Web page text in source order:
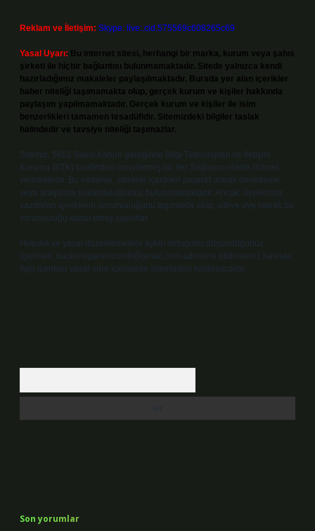
Reklam ve İletişim: Skype: live:.cid.575569c608265c69
Yasal Uyarı: Bu internet sitesi, herhangi bir marka, kurum veya şahıs
şirketi ile hiçbir bağlantısı bulunmamaktadır. Sitede yalnızca kendi
hazırladığımız makaleler paylaşılmaktadır. Burada yer alan içerikler
haber niteliği taşımamakta olup, gerçek kurum ve kişiler hakkında
paylaşım yapılmamaktadır. Gerçek kurum ve kişiler ile isim
benzerlikleri tamamen tesadüfidir. Sitemizdeki bilgiler taslak
halindedir ve tavsiye niteliği taşımazlar.
Sitemiz, 5651 Sayılı Kanun gereğince Bilgi Teknolojileri ve İletişim
Kurumu (BTK) tarafından onaylanmış bir Yer Sağlayıcı olarak hizmet
vermektedir. Bu nedenle, sitedeki içerikleri proaktif olarak denetleme
veya araştırma yükümlülüğümüz bulunmamaktadır. Ancak, üyelerimiz
yazdıkları içeriklerin sorumluluğunu taşımakta olup, siteye üye olarak bu
sorumluluğu kabul etmiş sayılırlar.
Hukuka ve yasal düzenlemelere aykırı olduğunu düşündüğünüz
içerikleri, backlinkpanelicomtr@gmail.com adresine bildirmeniz halinde,
ilgili içerikler yasal süre içerisinde sitemizden kaldırılacaktır.
Son yorumlar